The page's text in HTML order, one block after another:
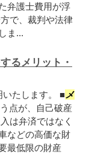
弁護士費用が浮
で、裁判や法律
ま...
るメリット・
いたします。 ■メ
点が、自己破産
は弁済ではなく
などの高価な財
最低限の財産